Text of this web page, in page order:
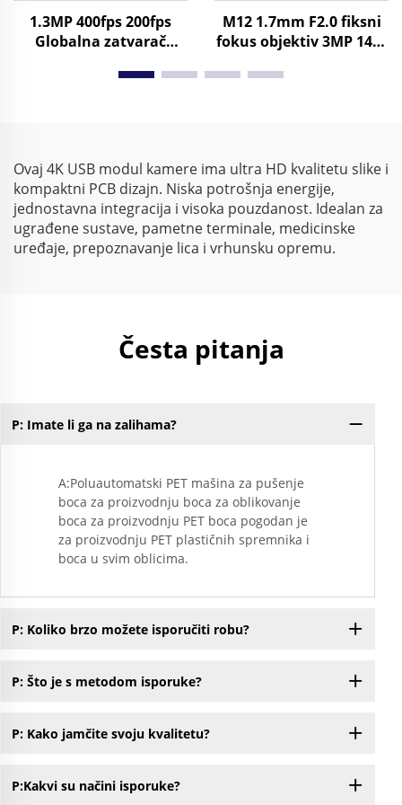
1.3MP 400fps 200fps
Globalna zatvarač
modul za konferenciju,
M12 1.7mm F2.0 fiksni
fokus objektiv 3MP 145°
Ovaj 4K USB modul kamere ima ultra HD kvalitetu slike i
kompaktni PCB dizajn. Niska potrošnja energije,
jednostavna integracija i visoka pouzdanost. Idealan za
ugrađene sustave, pametne terminale, medicinske
uređaje, prepoznavanje lica i vrhunsku opremu.
Česta pitanja
P: Imate li ga na zalihama?
A:Poluautomatski PET mašina za pušenje
boca za proizvodnju boca za oblikovanje
boca za proizvodnju PET boca pogodan je
za proizvodnju PET plastičnih spremnika i
boca u svim oblicima.
P: Koliko brzo možete isporučiti robu?
P: Što je s metodom isporuke?
P: Kako jamčite svoju kvalitetu?
P:Kakvi su načini isporuke?